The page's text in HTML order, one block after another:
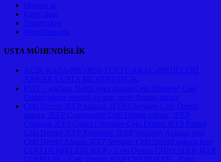
Oturum aç
Kayıt akışı
Yorum akışı
WordPress.org
USTA MÜHENDİSLİK
AÇIK-KASA-PROJESİ-TENTE-ARAÇ-PROJELERİ
ANKARA USTA MÜHENDİSLİK
FIAT – araçlara Doblo egea ducato Çeki Demiri↵ Çeki
Demiri takma montajı ve araç proje firması ankara
Çeki Demiri JEEP Ankara ,JEEP Cherokee Çeki Demiri
ankara, JEEP Commander Çeki Demiri ankara, JEEP
Compass JEEP Grand Cherokee Çeki Demiri JEEP Patriot
Çeki Demiri JEEP Renegade JEEP Wrangler Ankara, jeep
Çeki Demiri Ankara JEEP Avenger Çeki Demiri ankara,Jeep
ÇEKİ DEMİRLERİ JEEP – Çeki Demiri CHRYSLER JEEP
COMPASS – Çeki Demiri JEEP CHEROKEE – Çeki